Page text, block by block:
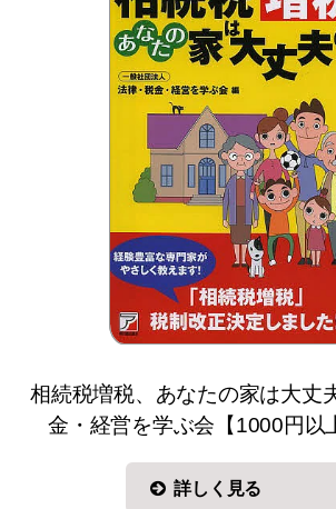
相続税増税、あなたの家は大丈
金・経営を学ぶ会【1000円以
詳しく見る